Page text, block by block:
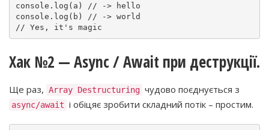
console.log(a) // -> hello
console.log(b) // -> world
// Yes, it's magic
Хак №2 — Async / Await при деструкції.
Ще раз, Array Destructuring чудово поєднується з
async/await і обіцяє зробити складний потік – простим.